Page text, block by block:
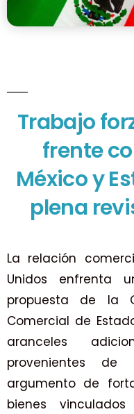
Trabajo
frente
México y
plena
La relación
Unidos enfrenta
propuesta de la
Comercial de
aranceles
provenientes
argumento de
bienes